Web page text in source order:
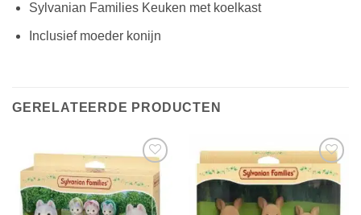
Sylvanian Families Keuken met koelkast
Inclusief moeder konijn
GERELATEERDE PRODUCTEN